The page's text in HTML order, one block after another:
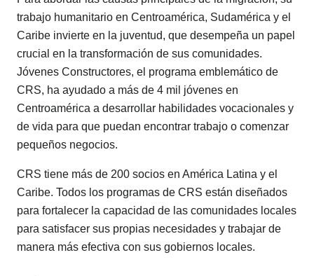
trabajo humanitario en Centroamérica, Sudamérica y el
Caribe invierte en la juventud, que desempeña un papel
crucial en la transformación de sus comunidades.
Jóvenes Constructores, el programa emblemático de
CRS, ha ayudado a más de 4 mil jóvenes en
Centroamérica a desarrollar habilidades vocacionales y
de vida para que puedan encontrar trabajo o comenzar
pequeños negocios.
CRS tiene más de 200 socios en América Latina y el
Caribe. Todos los programas de CRS están diseñados
para fortalecer la capacidad de las comunidades locales
para satisfacer sus propias necesidades y trabajar de
manera más efectiva con sus gobiernos locales.